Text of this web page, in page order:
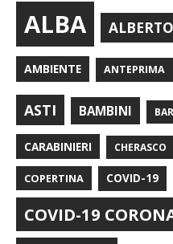
ALBA
AMBIENTE ANTEPRIMA
ASTI BAMBINI
CARABINIERI CHERASCO
COPERTINA COVID-19
COVID-19